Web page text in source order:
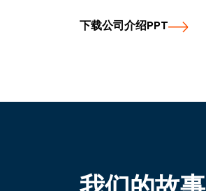
下载公司介绍PPT